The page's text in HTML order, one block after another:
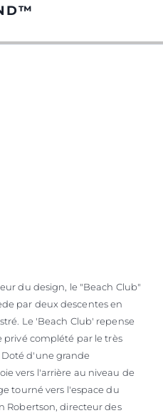
du design, le "Beach Club"
par deux descentes en
Le 'Beach Club' repense
privé complété par le très
d'une grande
vers l'arrière au niveau de
tourné vers l'espace du
Robertson, directeur des